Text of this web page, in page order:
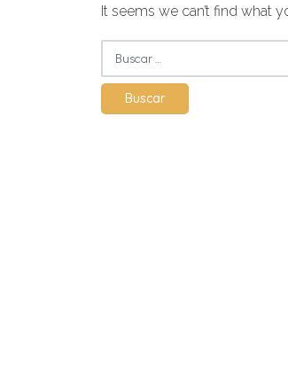
It seems we can’t find what
Buscar: